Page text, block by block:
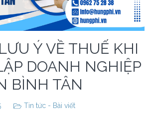
Ý VỀ THUẾ KHI
DOANH NGHIỆP
BÌNH TÂN
Tin tức - Bài viết